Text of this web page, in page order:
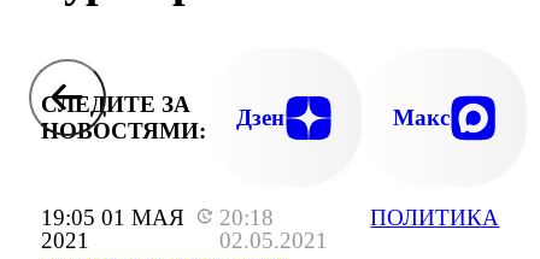
19:05 01 МАЯ
2021
20:18
02.05.2021
ПОЛИТИКА
СЛЕДИТЕ ЗА
НОВОСТЯМИ:
Дзен Макс